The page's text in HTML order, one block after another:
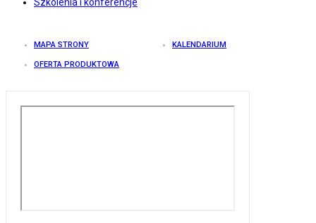
MAPA STRONY KALENDARIUM
OFERTA PRODUKTOWA